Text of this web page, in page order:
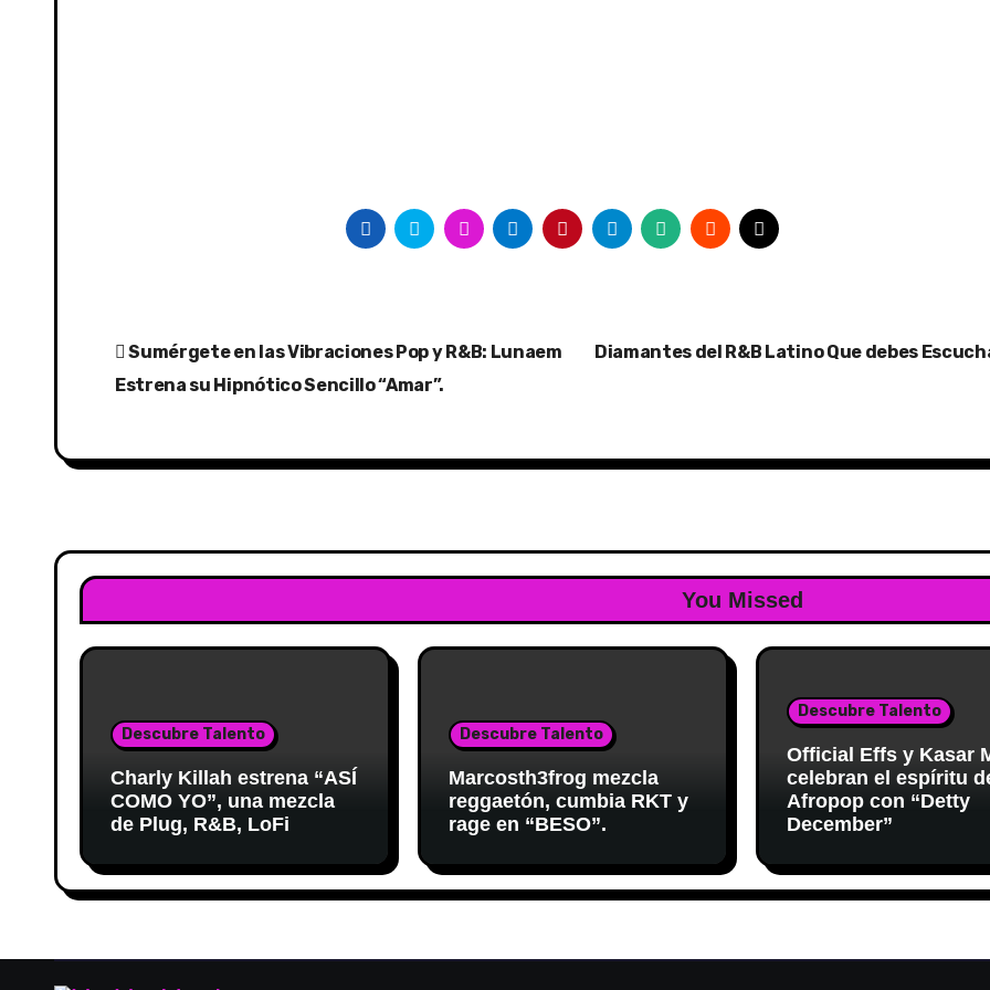
navigation
Sumérgete en las Vibraciones Pop y R&B: Lunaem
Estrena su Hipnótico Sencillo “Amar”.
Diamantes del R&B Latino Que debes
You Missed
Descubre Talento
Charly Killah estrena “ASÍ
COMO YO”, una mezcla
de Plug, R&B, LoFi
Descubre Talento
Marcosth3frog mezcla
reggaetón, cumbia RKT y
rage en “BESO”.
Descubre Talento
Official Effs y Kasar
celebran el espíritu
Afropop con “Detty
December”